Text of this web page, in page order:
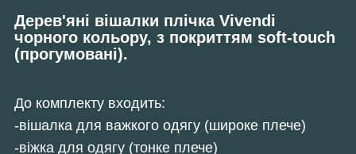
Дерев'яні вішалки плічка Vivendi
чорного кольору, з покриттям soft-touch
(прогумовані).
До комплекту входить:
-вішалка для важкого одягу (широке плече)
-віжка для одягу (тонке плече)